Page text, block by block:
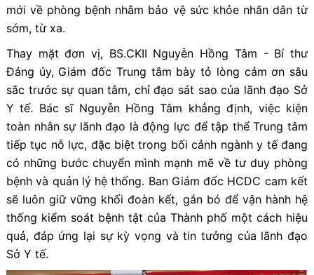
mới về phòng bệnh nhằm bảo vệ sức khỏe nhân dân từ
sớm, từ xa.
Thay mặt đơn vị, BS.CKII Nguyễn Hồng Tâm - Bí thư
Đảng ủy, Giám đốc Trung tâm bày tỏ lòng cảm ơn sâu
sắc trước sự quan tâm, chỉ đạo sát sao của lãnh đạo Sở
Y tế. Bác sĩ Nguyễn Hồng Tâm khẳng định, việc kiện
toàn nhân sự lãnh đạo là động lực để tập thể Trung tâm
tiếp tục nỗ lực, đặc biệt trong bối cảnh ngành y tế đang
có những bước chuyển mình mạnh mẽ về tư duy phòng
bệnh và quản lý hệ thống. Ban Giám đốc HCDC cam kết
sẽ luôn giữ vững khối đoàn kết, gắn bó để vận hành hệ
thống kiểm soát bệnh tật của Thành phố một cách hiệu
quả, đáp ứng lại sự kỳ vọng và tin tưởng của lãnh đạo
Sở Y tế.